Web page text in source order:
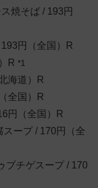
焼そば / 193円
円（全国）R
R *1
海道）R
全国）R
円（全国）R
スープ / 170円（全
ブチゲスープ / 170